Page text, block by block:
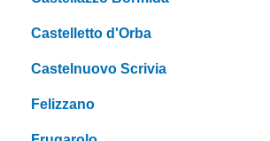
Castelletto d'Orba
Castelnuovo Scrivia
Felizzano